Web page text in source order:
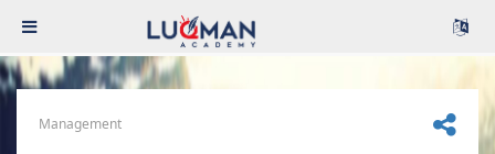
Management